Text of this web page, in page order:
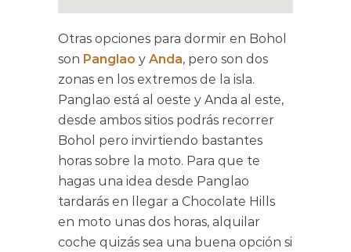
Otras opciones para dormir en Bohol
son Panglao y Anda, pero son dos
zonas en los extremos de la isla.
Panglao está al oeste y Anda al este,
desde ambos sitios podrás recorrer
Bohol pero invirtiendo bastantes
horas sobre la moto. Para que te
hagas una idea desde Panglao
tardarás en llegar a Chocolate Hills
en moto unas dos horas, alquilar
coche quizás sea una buena opción si